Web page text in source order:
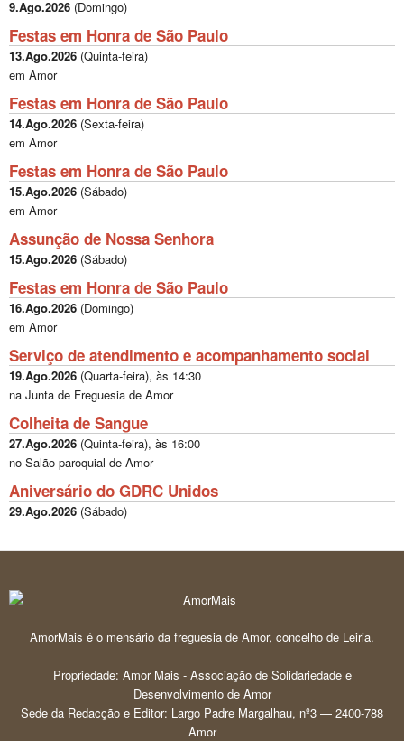
9.Ago.2026 (Domingo)
Festas em Honra de São Paulo
13.Ago.2026 (Quinta-feira)
em Amor
Festas em Honra de São Paulo
14.Ago.2026 (Sexta-feira)
em Amor
Festas em Honra de São Paulo
15.Ago.2026 (Sábado)
em Amor
Assunção de Nossa Senhora
15.Ago.2026 (Sábado)
Festas em Honra de São Paulo
16.Ago.2026 (Domingo)
em Amor
Serviço de atendimento e acompanhamento social
19.Ago.2026 (Quarta-feira), às 14:30
na Junta de Freguesia de Amor
Colheita de Sangue
27.Ago.2026 (Quinta-feira), às 16:00
no Salão paroquial de Amor
Aniversário do GDRC Unidos
29.Ago.2026 (Sábado)
AmorMais é o mensário da freguesia de Amor, concelho de Leiria.
Propriedade: Amor Mais - Associação de Solidariedade e
Desenvolvimento de Amor
Sede da Redacção e Editor: Largo Padre Margalhau, nº3 — 2400-788
Amor